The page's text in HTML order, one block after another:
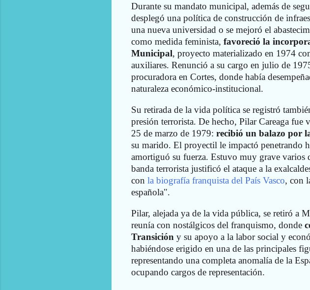
Durante su mandato municipal, además de
desplegó una política de construcción de
una nueva universidad o se mejoró el
como medida feminista, favoreció la
Municipal, proyecto materializado en 1974
auxiliares. Renunció a su cargo en julio de
procuradora en Cortes, donde había
naturaleza económico-institucional.
Su retirada de la vida política se registró
presión terrorista. De hecho, Pilar Careaga
25 de marzo de 1979: recibió un balazo por
su marido. El proyectil le impactó penetrando
amortiguó su fuerza. Estuvo muy grave varios
banda terrorista justificó el ataque a la
con la biografía franquista del País Vasco, con
española".
Pilar, alejada ya de la vida pública, se retiró a
reunía con nostálgicos del franquismo, donde
Transición y su apoyo a la labor social y
habiéndose erigido en una de las principales
representando una completa anomalía de la
ocupando cargos de representación.